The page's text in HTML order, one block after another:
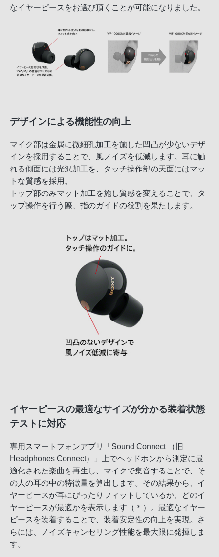
なイヤーピースをお選び頂くことが可能になりました。
デザインによる機能性の向上
マイク部は金属に微細孔加工を施した凹凸が少ないデザ
インを採用することで、風ノイズを低減します。耳に触
れる側面には光沢加工を、タッチ操作部の天面にはマッ
トな質感を採用。
トップ部のみマット加工を施し質感を変えることで、タ
ップ操作を行う際、指のガイドの役割を果たします。
イヤーピースの最適なサイズが分かる装着状態
テストに対応
専用スマートフォンアプリ「Sound Connect （旧
Headphones Connect）」上でヘッドホンから測定に最
適化された楽曲を再生し、マイクで集音することで、そ
の人の耳の中の特徴量を算出します。その結果から、イ
ヤーピースが耳にぴったりフィットしているか、どのイ
ヤーピースが最適かを表示します（＊）。最適なイヤー
ピースを装着することで、装着安定性の向上を実現。さ
らには、ノイズキャンセリング性能を最大限に発揮しま
す。